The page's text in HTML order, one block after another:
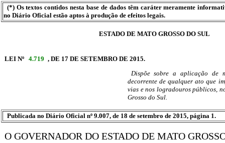
(*) Os textos contidos nesta base de dados têm caráter meramente
no Diário Oficial estão aptos à produção de efeitos legais.
ESTADO DE MATO GROSSO DO SUL
LEI Nº 4.719 , DE 17 DE SETEMBRO DE 2015.
Dispõe sobre a aplicação de
decorrente de qualquer ato que
vias e nos logradouros públicos,
Grosso do Sul.
Publicada no Diário Oficial nº 9.007, de 18 de setembro de 2015, página 1.
O GOVERNADOR DO ESTADO DE MATO